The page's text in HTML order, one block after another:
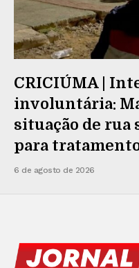
CRICIÚMA |
involuntária:
situação de rua
para
6 de agosto de 2026